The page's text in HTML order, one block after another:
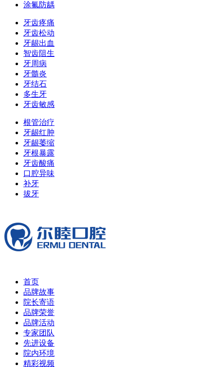
涂氟防龋
牙齿疼痛
牙齿松动
牙龈出血
智齿阻生
牙周病
牙髓炎
牙结石
多生牙
牙齿敏感
根管治疗
牙龈红肿
牙龈萎缩
牙根暴露
牙齿酸痛
口腔异味
补牙
拔牙
首页
品牌故事
院长寄语
品牌荣誉
品牌活动
专家团队
先进设备
院内环境
精彩视频